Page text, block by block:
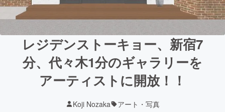
レジデンストーキョー、新宿7
分、代々木1分のギャラリーを
アーティストに開放！！
Koji Nozaka アート・写真